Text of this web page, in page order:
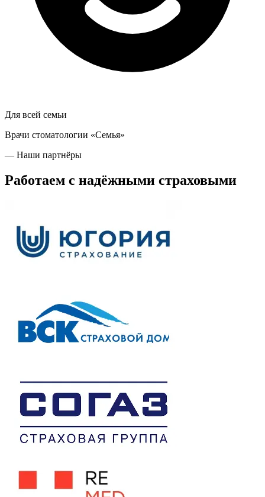
Для всей семьи
Врачи стоматологии «Семья»
— Наши партнёры
Работаем с надёжными страховыми